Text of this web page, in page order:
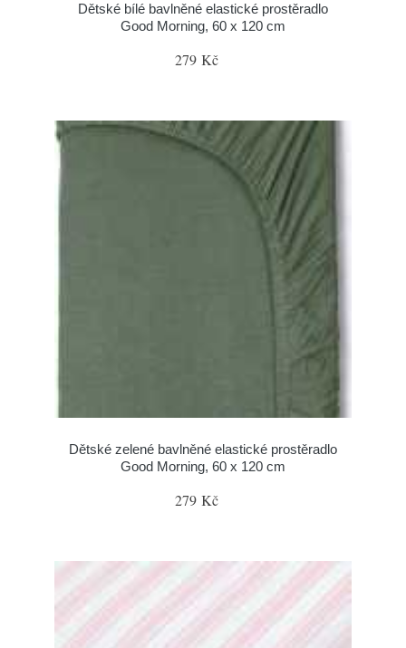
Dětské bílé bavlněné elastické prostěradlo
Good Morning, 60 x 120 cm
279 Kč
Dětské zelené bavlněné elastické prostěradlo
Good Morning, 60 x 120 cm
279 Kč